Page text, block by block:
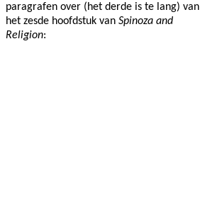
paragrafen over (het derde is te lang) van
het zesde hoofdstuk van Spinoza and
Religion: